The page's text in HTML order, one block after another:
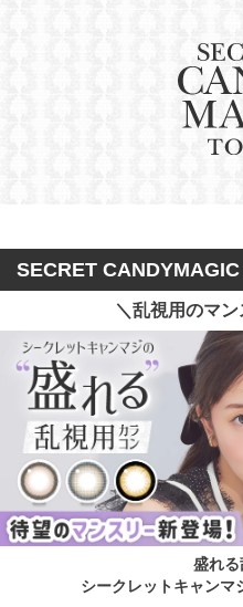
SECRET
＼乱視用のマ
盛れ
シークレットキャンマ